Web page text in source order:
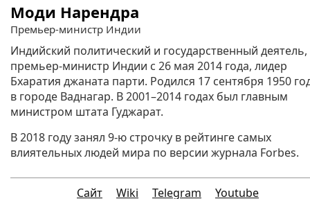
Моди Нарендра
Премьер-министр Индии
Индийский политический и государственный деятель,
премьер-министр Индии с 26 мая 2014 года, лидер
Бхаратия джаната парти. Родился 17 сентября 1950
в городе Ваднагар. В 2001–2014 годах был главным
министром штата Гуджарат.
В 2018 году занял 9-ю строчку в рейтинге самых
влиятельных людей мира по версии журнала Forbes.
Сайт Wiki Telegram Youtube